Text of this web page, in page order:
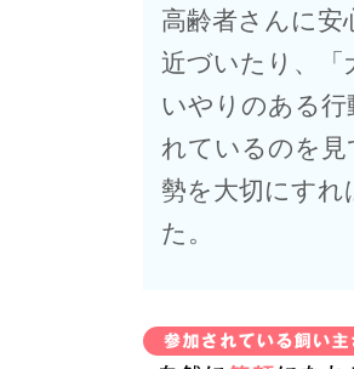
高齢者さんに
近づいたり、「
いやりのある
れているのを
勢を大切にす
た。